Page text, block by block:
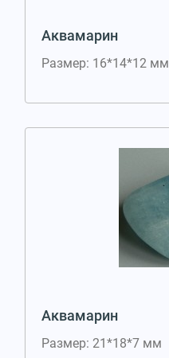
Аквамарин
Размер: 16*14*12 мм
Аквамарин
Размер: 21*18*7 мм